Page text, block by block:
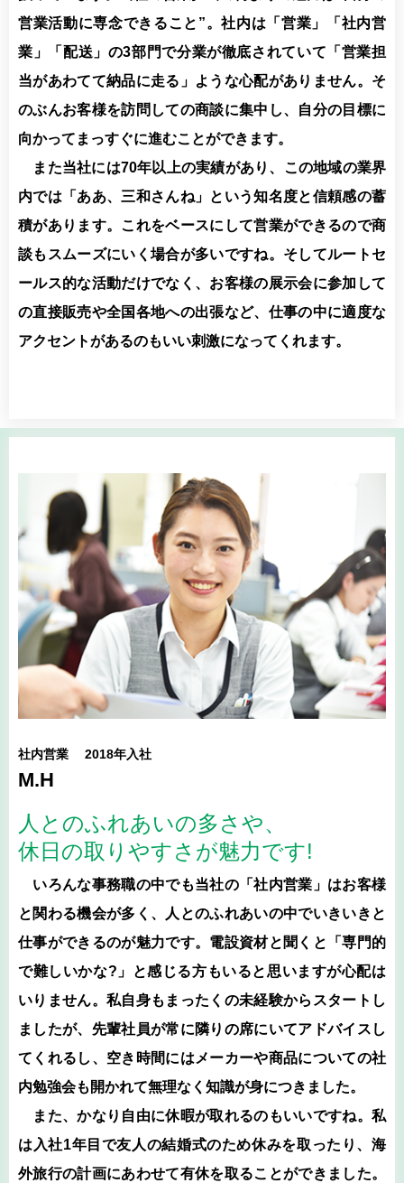
営業活動に専念できること”。社内は「営業」「社内営
業」「配送」の3部門で分業が徹底されていて「営業担
当があわてて納品に走る」ような心配がありません。そ
のぶんお客様を訪問しての商談に集中し、自分の目標に
向かってまっすぐに進むことができます。
また当社には70年以上の実績があり、この地域の業界
内では「ああ、三和さんね」という知名度と信頼感の蓄
積があります。これをベースにして営業ができるので商
談もスムーズにいく場合が多いですね。そしてルートセ
ールス的な活動だけでなく、お客様の展示会に参加して
の直接販売や全国各地への出張など、仕事の中に適度な
アクセントがあるのもいい刺激になってくれます。
社内営業 2018年入社
M.H
人とのふれあいの多さや、
休日の取りやすさが魅力です!
いろんな事務職の中でも当社の「社内営業」はお客様
と関わる機会が多く、人とのふれあいの中でいきいきと
仕事ができるのが魅力です。電設資材と聞くと「専門的
で難しいかな?」と感じる方もいると思いますが心配は
いりません。私自身もまったくの未経験からスタートし
ましたが、先輩社員が常に隣りの席にいてアドバイスし
てくれるし、空き時間にはメーカーや商品についての社
内勉強会も開かれて無理なく知識が身につきました。
また、かなり自由に休暇が取れるのもいいですね。私
は入社1年目で友人の結婚式のため休みを取ったり、海
外旅行の計画にあわせて有休を取ることができました。